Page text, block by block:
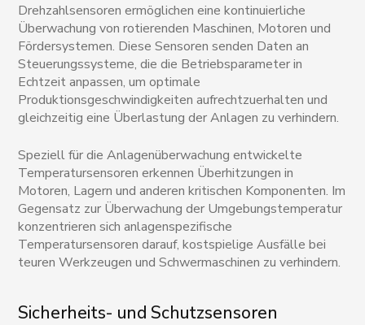
Drehzahlsensoren ermöglichen eine kontinuierliche
Überwachung von rotierenden Maschinen, Motoren und
Fördersystemen. Diese Sensoren senden Daten an
Steuerungssysteme, die die Betriebsparameter in
Echtzeit anpassen, um optimale
Produktionsgeschwindigkeiten aufrechtzuerhalten und
gleichzeitig eine Überlastung der Anlagen zu verhindern.
Speziell für die Anlagenüberwachung entwickelte
Temperatursensoren erkennen Überhitzungen in
Motoren, Lagern und anderen kritischen Komponenten. Im
Gegensatz zur Überwachung der Umgebungstemperatur
konzentrieren sich anlagenspezifische
Temperatursensoren darauf, kostspielige Ausfälle bei
teuren Werkzeugen und Schwermaschinen zu verhindern.
Sicherheits- und Schutzsensoren